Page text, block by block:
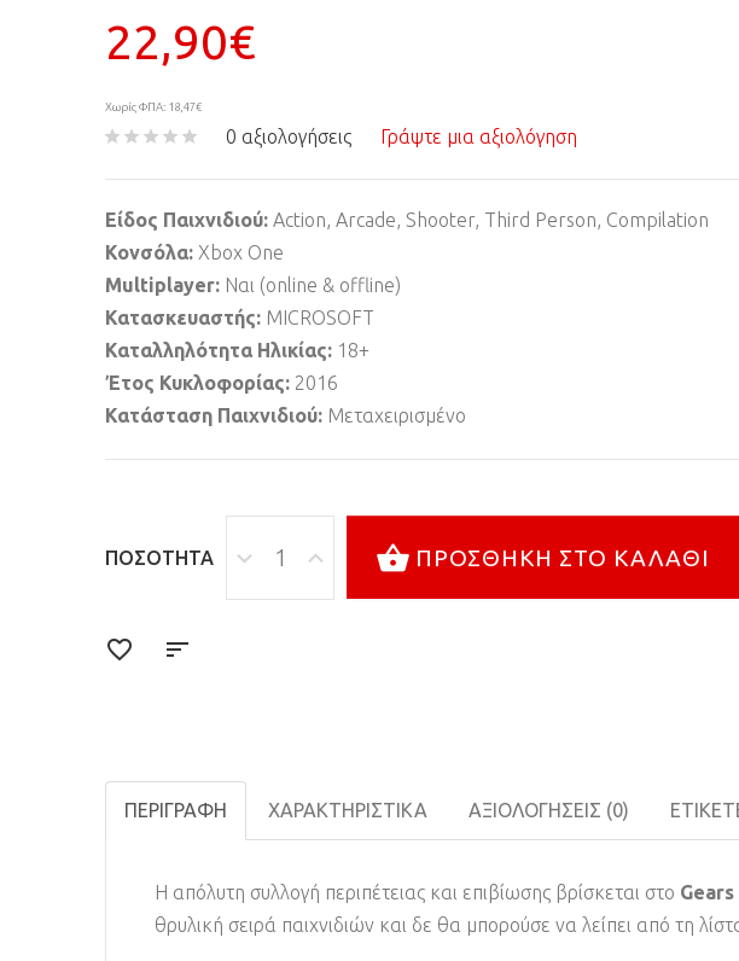
22,90€
Χωρίς ΦΠΑ: 18,47€
0 αξιολογήσεις Γράψτε μια αξιολόγηση
Είδος Παιχνιδιού: Action, Arcade, Shooter, Third Person, Compilation
Κονσόλα: Xbox One
Multiplayer: Ναι (online & offline)
Κατασκευαστής: MICROSOFT
Καταλληλότητα Ηλικίας: 18+
Έτος Κυκλοφορίας: 2016
Κατάσταση Παιχνιδιού: Μεταχειρισμένο
ΠΟΣΌΤΗΤΑ ΠΡΟΣΘΉΚΗ ΣΤΟ ΚΑΛΆΘΙ
ΠΕΡΙΓΡΑΦΉ ΧΑΡΑΚΤΗΡΙΣΤΙΚΆ ΑΞΙΟΛΟΓΉΣΕΙΣ (0)
Η απόλυτη συλλογή περιπέτειας και επιβίωσης βρίσκεται στο
θρυλική σειρά παιχνιδιών και δε θα μπορούσε να λείπει από τη